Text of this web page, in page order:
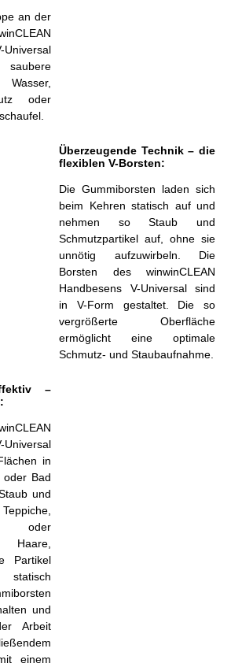
an der
oder
Überzeugende Technik – die
flexiblen V-Borsten:
Die Gummiborsten laden sich
beim Kehren statisch auf und
nehmen so Staub und
Schmutzpartikel auf, ohne sie
unnötig aufzuwirbeln. Die
Borsten des winwinCLEAN
Handbesens V-Universal sind
in V-Form gestaltet. Die so
vergrößerte Oberfläche
ermöglicht eine optimale
Schmutz- und Staubaufnahme.
–
in
oder Bad
und
oder
Haare,
Partikel
und
Arbeit
einem